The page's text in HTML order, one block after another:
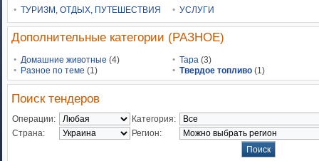
ТУРИЗМ, ОТДЫХ, ПУТЕШЕСТВИЯ
УСЛУГИ
Дополнительные категории (РАЗНОЕ)
Домашние животные (4) Тара (3)
Разное по теме (1) Твердое топливо (1)
Поиск тендеров
Операции:
Категория:
Страна:
Регион: